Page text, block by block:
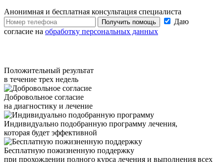
Анонимная и бесплатная консультация специалиста
Получить помощь
Даю
согласие на обработку персональных данных
Положительный результат
в течение трех недель
Добровольное согласие
на диагностику и лечение
Индивидуально подобранную программу лечения,
которая будет эффективной
Бесплатную пожизненную поддержку
при прохождении полного курса лечения и выполнения всех